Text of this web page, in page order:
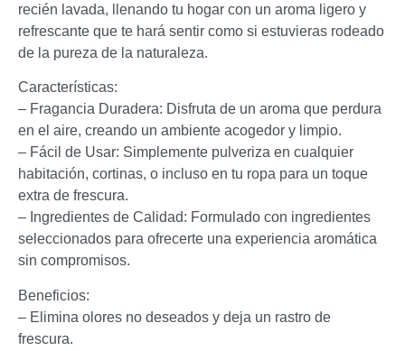
recién lavada, llenando tu hogar con un aroma ligero y
refrescante que te hará sentir como si estuvieras rodeado
de la pureza de la naturaleza.
Características:
– Fragancia Duradera: Disfruta de un aroma que perdura
en el aire, creando un ambiente acogedor y limpio.
– Fácil de Usar: Simplemente pulveriza en cualquier
habitación, cortinas, o incluso en tu ropa para un toque
extra de frescura.
– Ingredientes de Calidad: Formulado con ingredientes
seleccionados para ofrecerte una experiencia aromática
sin compromisos.
Beneficios:
– Elimina olores no deseados y deja un rastro de
frescura.